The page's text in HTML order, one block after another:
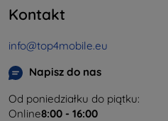
Kontakt
info@top4mobile.eu
Napisz do nas
Od poniedziałku do piątku:
Online8:00 - 16:00